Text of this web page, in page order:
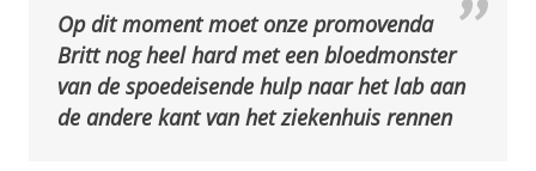
die daardoor verkleurt of oplicht. Romana
Schirhagl, hoogleraar op de afdeling
Biomaterials and Biotechnology van het UMCG
ontwikkelde een techniek waarbij vrije
radicalen in beeld gebracht kunnen worden
Op dit moment moet onze promovenda
Britt nog heel hard met een bloedmonster
van de spoedeisende hulp naar het lab aan
de andere kant van het ziekenhuis rennen